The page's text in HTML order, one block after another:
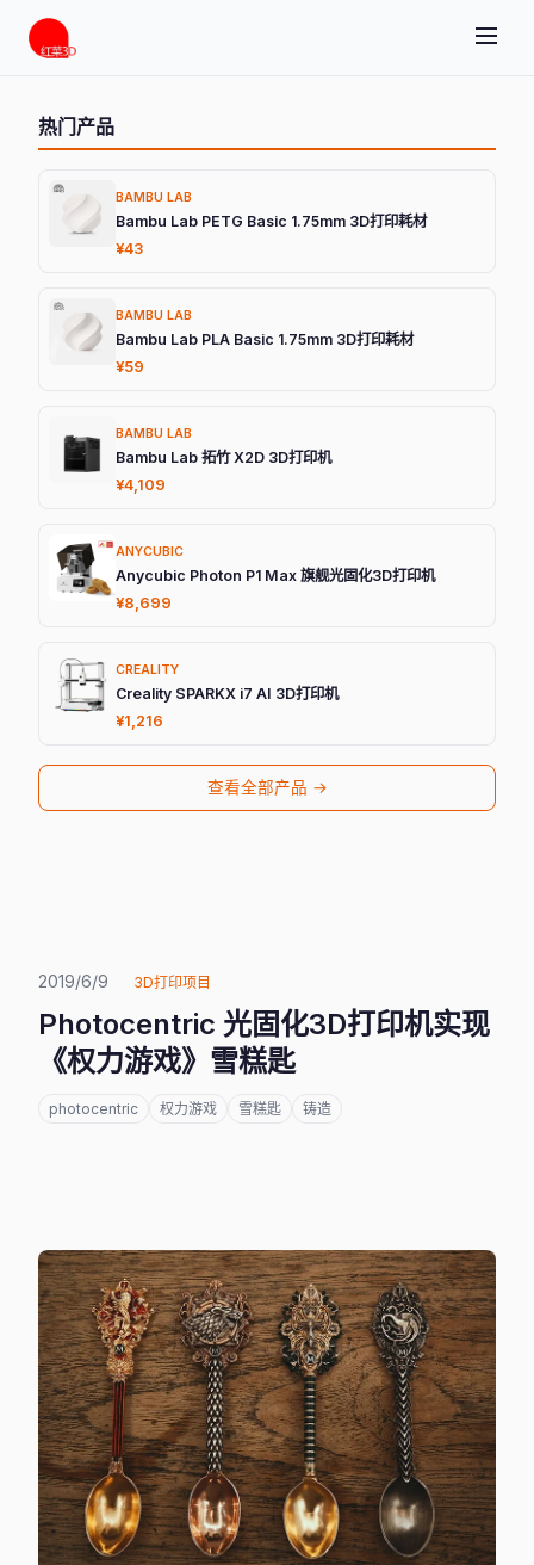
2019/6/9 3D打印项目
Photocentric 光固化3D打印机实现
《权力游戏》雪糕匙
photocentric 权力游戏 雪糕匙 铸造
热门产品
BAMBU LAB
Bambu Lab PETG Basic 1.75mm 3D打印耗材
¥43
BAMBU LAB
Bambu Lab PLA Basic 1.75mm 3D打印耗材
¥59
BAMBU LAB
Bambu Lab 拓竹 X2D 3D打印机
¥4,109
ANYCUBIC
Anycubic Photon P1 Max 旗舰光固化3D打印机
¥8,699
CREALITY
Creality SPARKX i7 AI 3D打印机
¥1,216
查看全部产品 →